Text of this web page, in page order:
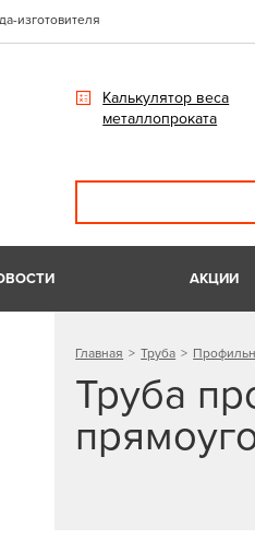
изготовителя
Калькулятор веса
металлопроката
АКЦИИ
Главная Труба
Труба